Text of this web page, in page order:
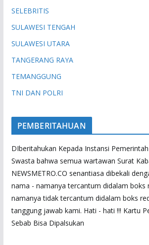
SELEBRITIS
SULAWESI TENGAH
SULAWESI UTARA
TANGERANG RAYA
TEMANGGUNG
TNI DAN POLRI
PEMBERITAHUAN
DIberitahukan Kepada Instansi
Swasta bahwa semua wartawan Surat
NEWSMETRO.CO senantiasa dibekali
nama - namanya tercantum didalam boks
namanya tidak tercantum didalam boks
tanggung jawab kami. Hati - hati !!! Kartu
Sebab Bisa Dipalsukan